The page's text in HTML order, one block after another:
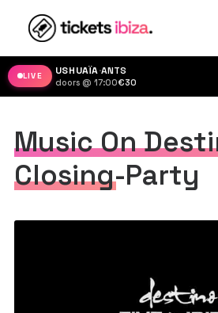
LIVE USHUAÏA·ANTS
doors @ 17:00·€30
Music On
Closing-Party